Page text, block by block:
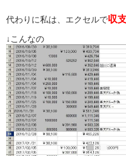
代わりに私は、エクセルで収
↓こんなの